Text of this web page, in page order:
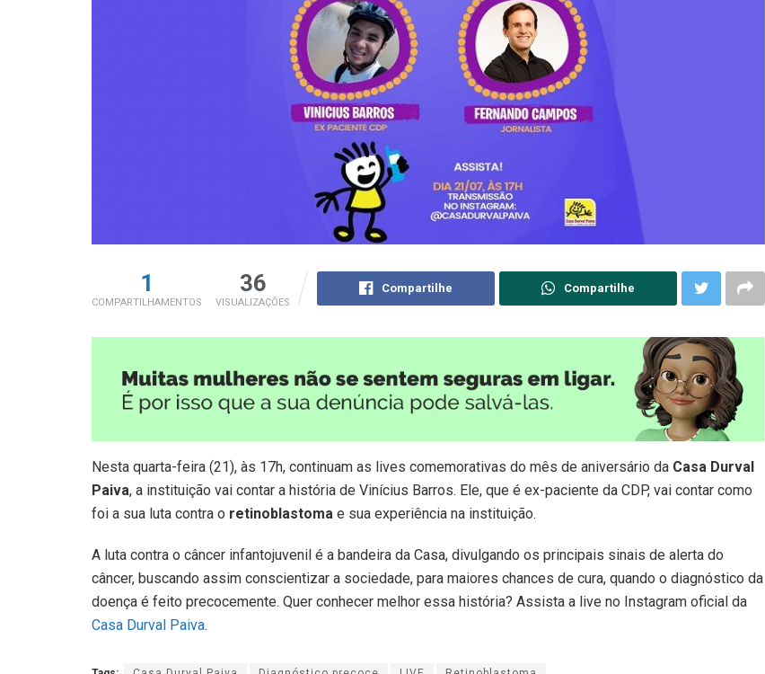
1
COMPARTILHAMENTOS
36
VISUALIZAÇÕES
Compartilhe Compartilhe
Nesta quarta-feira (21), às 17h, continuam as lives comemorativas do mês de aniversário da Casa Durval
Paiva, a instituição vai contar a história de Vinícius Barros. Ele, que é ex-paciente da CDP, vai contar como
foi a sua luta contra o retinoblastoma e sua experiência na instituição.
A luta contra o câncer infantojuvenil é a bandeira da Casa, divulgando os principais sinais de alerta do
câncer, buscando assim conscientizar a sociedade, para maiores chances de cura, quando o diagnóstico da
doença é feito precocemente. Quer conhecer melhor essa história? Assista a live no Instagram oficial da
Casa Durval Paiva.